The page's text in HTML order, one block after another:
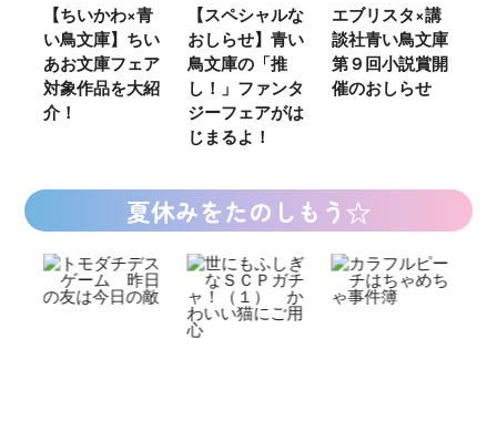
【ちいかわ×青
い鳥文庫】ちい
あお文庫フェア
対象作品を大紹
介！
【スペシャルな
おしらせ】青い
鳥文庫の「推
し！」ファンタ
ジーフェアがは
じまるよ！
エブリスタ×講
談社青い鳥文庫
第９回小説賞開
催のおしらせ
夏休みをたのしもう☆